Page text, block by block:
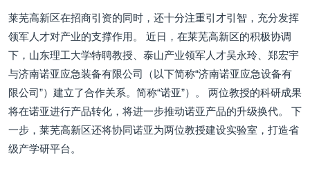
莱芜高新区在招商引资的同时，还十分注重引才引智，充分发挥
领军人才对产业的支撑作用。 近日，在莱芜高新区的积极协调
下，山东理工大学特聘教授、泰山产业领军人才吴永玲、郑宏宇
与济南诺亚应急装备有限公司（以下简称“济南诺亚应急设备有
限公司”）建立了合作关系。简称“诺亚”）。 两位教授的科研成果
将在诺亚进行产品转化，将进一步推动诺亚产品的升级换代。 下
一步，莱芜高新区还将协同诺亚为两位教授建设实验室，打造省
级产学研平台。